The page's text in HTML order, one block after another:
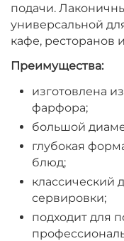
подачи.
универсальной
кафе, ресторанов
Преимущества:
изготовлена
фарфора;
большой
глубокая
блюд;
классический
сервировки;
подходит для